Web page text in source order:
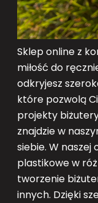
Sklep online z
miłość do
odkryjesz
które pozwolą
projekty
znajdzie w
siebie. W
plastikowe w
tworzenie
innych. Dzięki